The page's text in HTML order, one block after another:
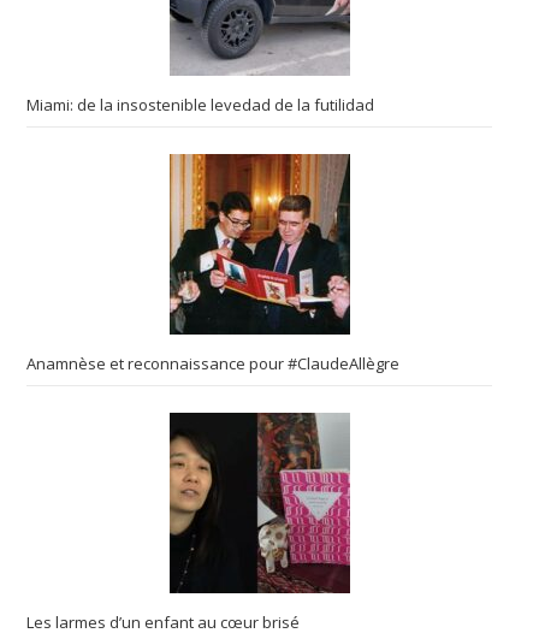
Miami: de la insostenible levedad de la futilidad
Anamnèse et reconnaissance pour #ClaudeAllègre
Les larmes d’un enfant au cœur brisé